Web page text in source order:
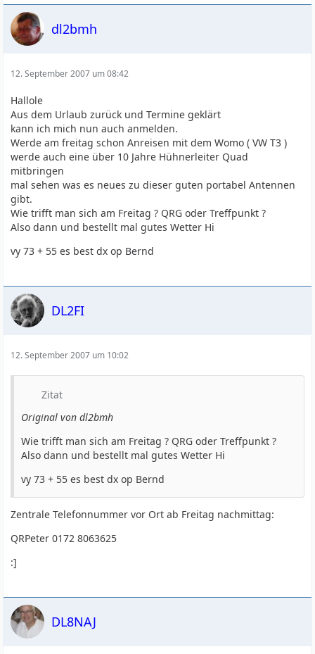
dl2bmh
12. September 2007 um 08:42
Hallole
Aus dem Urlaub zurück und Termine geklärt
kann ich mich nun auch anmelden.
Werde am freitag schon Anreisen mit dem Womo ( VW T3 )
werde auch eine über 10 Jahre Hühnerleiter Quad
mitbringen
mal sehen was es neues zu dieser guten portabel Antennen
gibt.
Wie trifft man sich am Freitag ? QRG oder Treffpunkt ?
Also dann und bestellt mal gutes Wetter Hi
vy 73 + 55 es best dx op Bernd
DL2FI
12. September 2007 um 10:02
Zitat
Original von dl2bmh
Wie trifft man sich am Freitag ? QRG oder Treffpunkt ?
Also dann und bestellt mal gutes Wetter Hi
vy 73 + 55 es best dx op Bernd
Zentrale Telefonnummer vor Ort ab Freitag nachmittag:
QRPeter 0172 8063625
:]
DL8NAJ